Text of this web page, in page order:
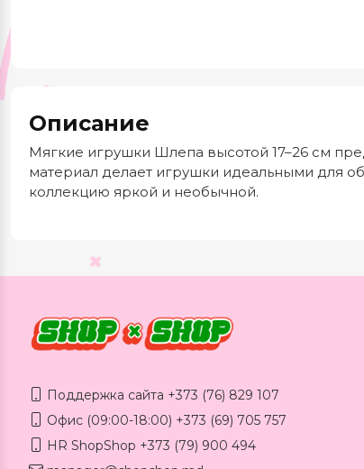
Описание
Мягкие игрушки Шлепа высотой 17–26 см
материал делает игрушки идеальными для
коллекцию яркой и необычной.
Поддержка сайта +373 (76) 829 107
Офис (09:00-18:00) +373 (69) 705 757
HR ShopShop +373 (79) 900 494